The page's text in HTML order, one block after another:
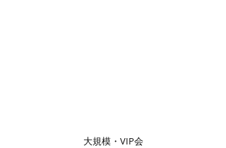
大規模・VIP会